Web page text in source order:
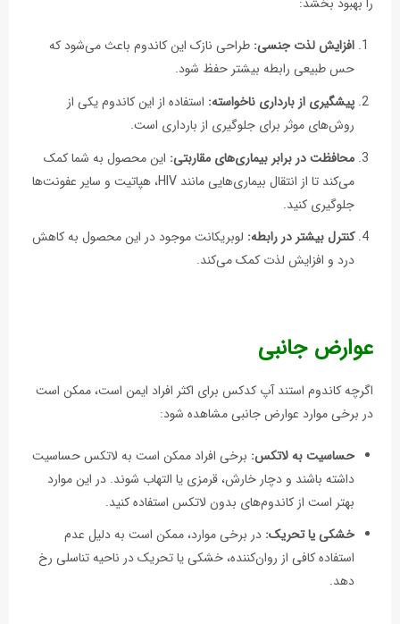
افزایش لذت جنسی: طراحی نازک این کاندوم باعث می‌شود که
حس طبیعی رابطه بیشتر حفظ شود.
پیشگیری از بارداری ناخواسته: استفاده از این کاندوم یکی از
روش‌های موثر برای جلوگیری از بارداری است.
محافظت در برابر بیماری‌های مقاربتی: این محصول به شما کمک
می‌کند تا از انتقال بیماری‌هایی مانند HIV، هپاتیت و سایر عفونت‌ها
جلوگیری کنید.
کنترل بیشتر در رابطه: لوبریکانت موجود در این محصول به کاهش
درد و افزایش لذت کمک می‌کند.
عوارض جانبی
اگرچه کاندوم استند آپ کدکس برای اکثر افراد ایمن است، ممکن است
در برخی موارد عوارض جانبی مشاهده شود:
حساسیت به لاتکس: برخی افراد ممکن است به لاتکس حساسیت
داشته باشند و دچار خارش، قرمزی یا التهاب شوند. در این موارد
بهتر است از کاندوم‌های بدون لاتکس استفاده کنید.
خشکی یا تحریک: در برخی موارد، ممکن است به دلیل عدم
استفاده کافی از روان‌کننده، خشکی یا تحریک در ناحیه تناسلی رخ
دهد.